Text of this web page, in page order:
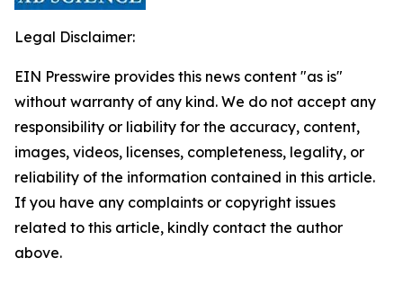
Legal Disclaimer:
EIN Presswire provides this news content "as is"
without warranty of any kind. We do not accept any
responsibility or liability for the accuracy, content,
images, videos, licenses, completeness, legality, or
reliability of the information contained in this article.
If you have any complaints or copyright issues
related to this article, kindly contact the author
above.